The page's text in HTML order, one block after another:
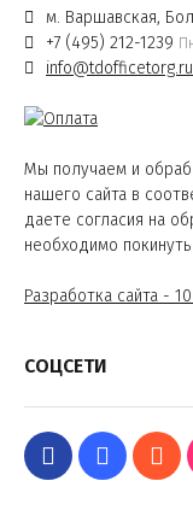
м. Варшавская,
+7 (495) 212-1239
info@tdofficetorg.ru
Мы получаем и
нашего сайта в
даете согласия на
необходимо
Разработка сайта -
СОЦСЕТИ